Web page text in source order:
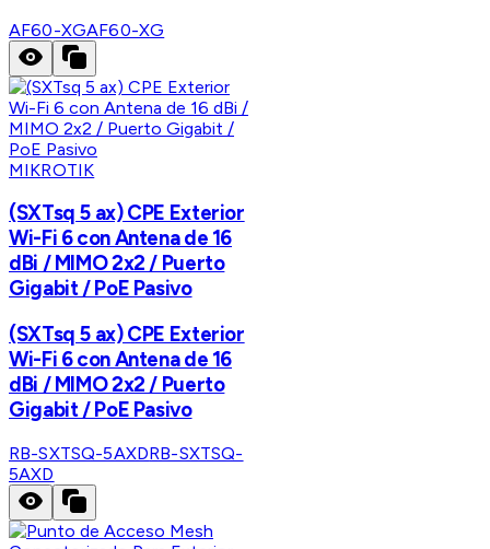
AF60-XGAF60-XG
MIKROTIK
(SXTsq 5 ax) CPE Exterior
Wi-Fi 6 con Antena de 16
dBi / MIMO 2x2 / Puerto
Gigabit / PoE Pasivo
(SXTsq 5 ax) CPE Exterior
Wi-Fi 6 con Antena de 16
dBi / MIMO 2x2 / Puerto
Gigabit / PoE Pasivo
RB-SXTSQ-5AXDRB-SXTSQ-
5AXD